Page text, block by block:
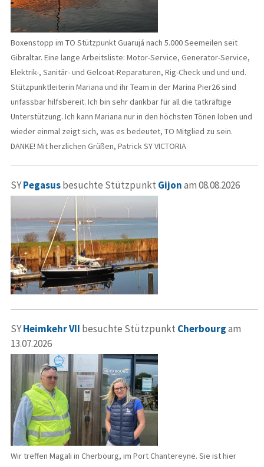
Boxenstopp im TO Stützpunkt Guarujá nach 5.000 Seemeilen seit
Gibraltar. Eine lange Arbeitsliste: Motor-Service, Generator-Service,
Elektrik-, Sanitär- und Gelcoat-Reparaturen, Rig-Check und und und.
Stützpunktleiterin Mariana und ihr Team in der Marina Pier26 sind
unfassbar hilfsbereit. Ich bin sehr dankbar für all die tatkräftige
Unterstützung. Ich kann Mariana nur in den höchsten Tönen loben und
wieder einmal zeigt sich, was es bedeutet, TO Mitglied zu sein.
DANKE! Mit herzlichen Grüßen, Patrick SY VICTORIA
SYPegasusbesuchte Stützpunkt Gijonam 08.08.2026
SYHeimkehr VII besuchte Stützpunkt Cherbourgam
13.07.2026
Wir treffen Magali in Cherbourg, im Port Chantereyne. Sie ist hier